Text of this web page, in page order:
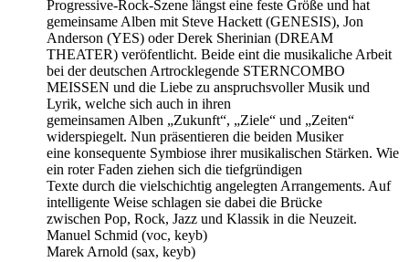
Progressive-Rock-Szene längst eine feste Größe und hat
gemeinsame Alben mit Steve Hackett (GENESIS), Jon
Anderson (YES) oder Derek Sherinian (DREAM
THEATER) veröfentlicht. Beide eint die musikaliche Arbeit
bei der deutschen Artrocklegende STERNCOMBO
MEISSEN und die Liebe zu anspruchsvoller Musik und
Lyrik, welche sich auch in ihren
gemeinsamen Alben „Zukunft“, „Ziele“ und „Zeiten“
widerspiegelt. Nun präsentieren die beiden Musiker
eine konsequente Symbiose ihrer musikalischen Stärken. Wie
ein roter Faden ziehen sich die tiefgründigen
Texte durch die vielschichtig angelegten Arrangements. Auf
intelligente Weise schlagen sie dabei die Brücke
zwischen Pop, Rock, Jazz und Klassik in die Neuzeit.
Manuel Schmid (voc, keyb)
Marek Arnold (sax, keyb)